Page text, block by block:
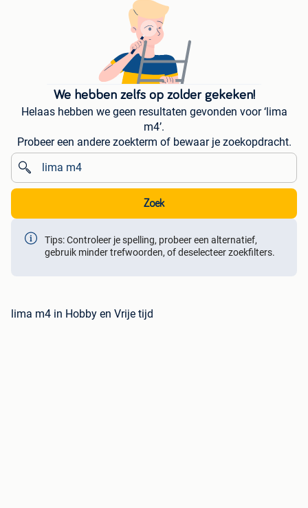
We hebben zelfs op zolder gekeken!
Helaas hebben we geen resultaten gevonden voor ‘lima
m4’.
Probeer een andere zoekterm of bewaar je zoekopdracht.
Zoek
Tips: Controleer je spelling, probeer een alternatief,
gebruik minder trefwoorden, of deselecteer zoekfilters.
lima m4 in Hobby en Vrije tijd